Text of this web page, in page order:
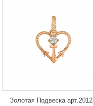
Золотая Подвеска арт.2012